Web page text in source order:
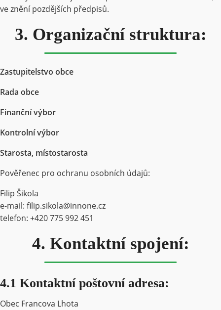
ve znění pozdějších předpisů.
3. Organizační struktura:
Zastupitelstvo obce
Rada obce
Finanční výbor
Kontrolní výbor
Starosta, místostarosta
Pověřenec pro ochranu osobních údajů:
Filip Šikola
e-mail: filip.sikola@innone.cz
telefon: +420 775 992 451
4. Kontaktní spojení:
4.1 Kontaktní poštovní adresa:
Obec Francova Lhota